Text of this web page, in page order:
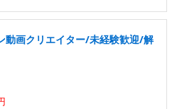
動画クリエイター/未経験歓迎/解